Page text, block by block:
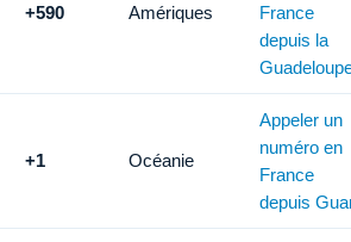
+590 Amériques
France
depuis la
+1 Océanie
Appeler un
numéro en
France
depuis